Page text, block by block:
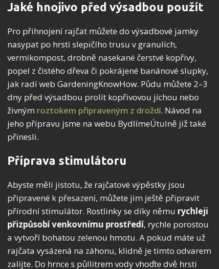
Jaké hnojivo před výsadbou použít
Pro přihnojení rajčat můžete do výsadbové jamky
nasypat po hrsti slepičího trusu v granulích,
vermikompost, drobně nasekané čerstvé kopřivy,
popel z čistého dřeva či pokrájené banánové slupky,
jak radí web GardeningKnowHow. Půdu můžete 2–3
dny před výsadbou prolít kopřivovou jíchou nebo
živným roztokem připraveným z droždí. Návod na
jeho přípravu jsme na webu BydlímeÚtulně již také
přinesli.
Příprava stimulátoru
Abyste měli jistotu, že rajčatové výpěstky jsou
připravené k přesazení, můžete jim ještě připravit
přírodní stimulátor. Rostlinky se díky němu rychleji
přizpůsobí venkovnímu prostředí, rychle porostou
a vytvoří bohatou zelenou hmotu. A pokud máte už
rajčata vysázená na záhonu, klidně je tímto odvarem
zalijte. Do hrnce s půllitrem vody vhoďte dvě hrsti